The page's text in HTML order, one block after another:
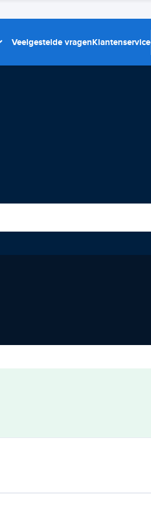
Veelgestelde vragenKlantenservice